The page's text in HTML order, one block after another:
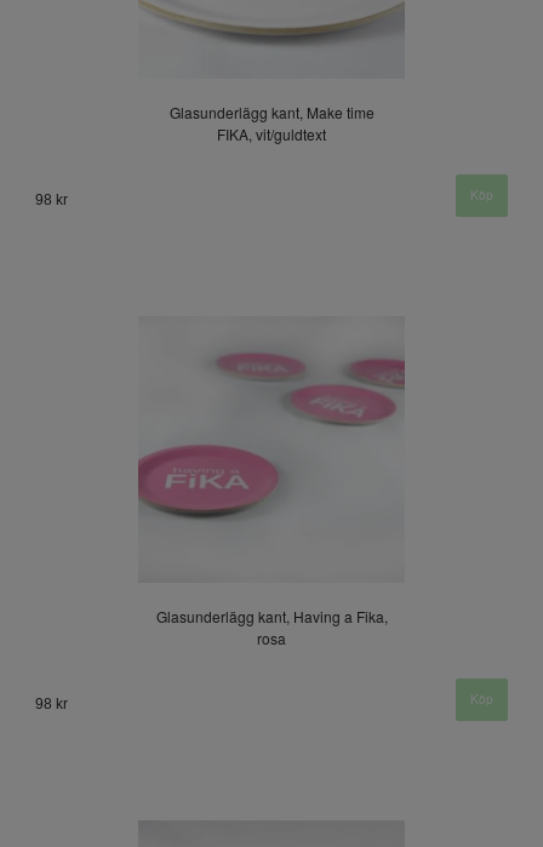
Glasunderlägg kant, Make time
FIKA, vit/guldtext
98 kr
Glasunderlägg kant, Having a Fika,
rosa
98 kr